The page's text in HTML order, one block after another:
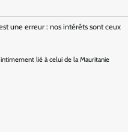
une erreur : nos intérêts sont ceux
lié à celui de la Mauritanie